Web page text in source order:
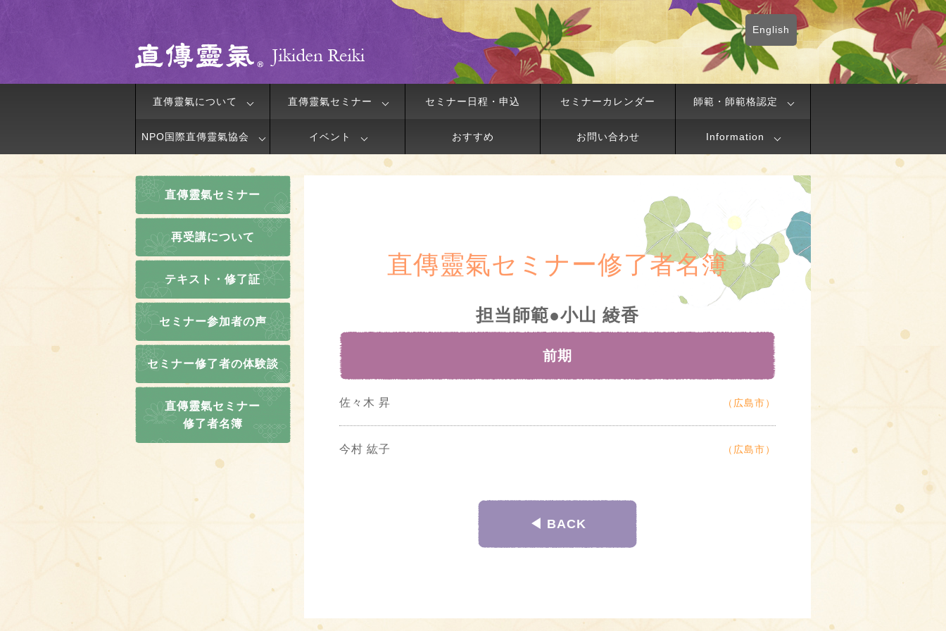
English
直傳靈氣について 直傳靈氣セミナー セミナー日程・申込 セミナーカレンダー 師範・師範格認定
NPO国際直傳靈氣協会 イベント おすすめ お問い合わせ Information
直傳靈氣セミナー
再受講について
テキスト・修了証
セミナー参加者の声
セミナー修了者の体験談
直傳靈氣セミナー
修了者名簿
直傳靈氣セミナー修了者名簿
担当師範●小山 綾香
前期
佐々木 昇 （広島市）
今村 紘子 （広島市）
◀︎ BACK